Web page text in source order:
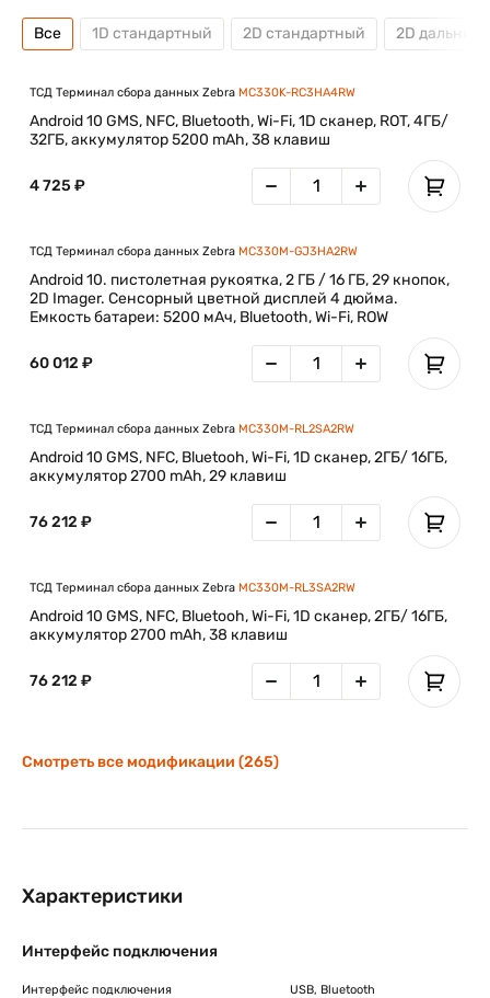
Все 1D стандартный 2D стандартный 2D дальний
ТСД Терминал сбора данных Zebra MC330K-RC3HA4RW
Android 10 GMS, NFC, Bluetooth, Wi-Fi, 1D сканер, ROT, 4ГБ/
32ГБ, аккумулятор 5200 mAh, 38 клавиш
4 725 ₽
ТСД Терминал сбора данных Zebra MC330M-GJ3HA2RW
Android 10. пистолетная рукоятка, 2 ГБ / 16 ГБ, 29 кнопок,
2D Imager. Сенсорный цветной дисплей 4 дюйма.
Емкость батареи: 5200 мАч, Bluetooth, Wi-Fi, ROW
60 012 ₽
ТСД Терминал сбора данных Zebra MC330M-RL2SA2RW
Android 10 GMS, NFC, Bluetooh, Wi-Fi, 1D сканер, 2ГБ/ 16ГБ,
аккумулятор 2700 mAh, 29 клавиш
76 212 ₽
ТСД Терминал сбора данных Zebra MC330M-RL3SA2RW
Android 10 GMS, NFC, Bluetooh, Wi-Fi, 1D сканер, 2ГБ/ 16ГБ,
аккумулятор 2700 mAh, 38 клавиш
76 212 ₽
Смотреть все модификации (265)
Характеристики
Интерфейс подключения
Интерфейс подключения USB, Bluetooth